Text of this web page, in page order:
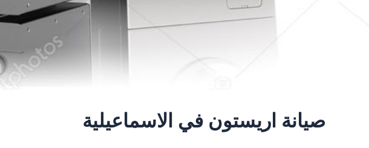
صيانة اريستون في الاسماعيلية